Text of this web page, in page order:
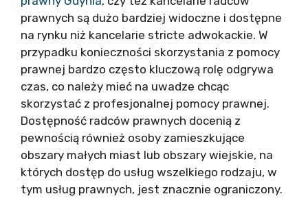
prawnych są dużo bardziej widoczne i dostępne
na rynku niż kancelarie stricte adwokackie. W
przypadku konieczności skorzystania z pomocy
prawnej bardzo często kluczową rolę odgrywa
czas, co należy mieć na uwadze chcąc
skorzystać z profesjonalnej pomocy prawnej.
Dostępność radców prawnych docenią z
pewnością również osoby zamieszkujące
obszary małych miast lub obszary wiejskie, na
których dostęp do usług wszelkiego rodzaju, w
tym usług prawnych, jest znacznie ograniczony.